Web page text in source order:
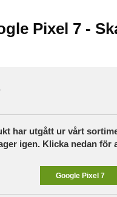
Pixel 7 -
har utgått ur vårt
igen. Klicka nedan för
Google Pixel 7